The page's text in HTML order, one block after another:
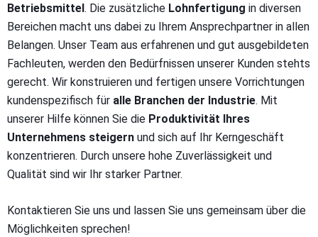
Betriebsmittel. Die zusätzliche Lohnfertigung in diversen
Bereichen macht uns dabei zu Ihrem Ansprechpartner in allen
Belangen. Unser Team aus erfahrenen und gut ausgebildeten
Fachleuten, werden den Bedürfnissen unserer Kunden stehts
gerecht. Wir konstruieren und fertigen unsere Vorrichtungen
kundenspezifisch für alle Branchen der Industrie. Mit
unserer Hilfe können Sie die Produktivität Ihres
Unternehmens steigern und sich auf Ihr Kerngeschäft
konzentrieren. Durch unsere hohe Zuverlässigkeit und
Qualität sind wir Ihr starker Partner.
Kontaktieren Sie uns und lassen Sie uns gemeinsam über die
Möglichkeiten sprechen!